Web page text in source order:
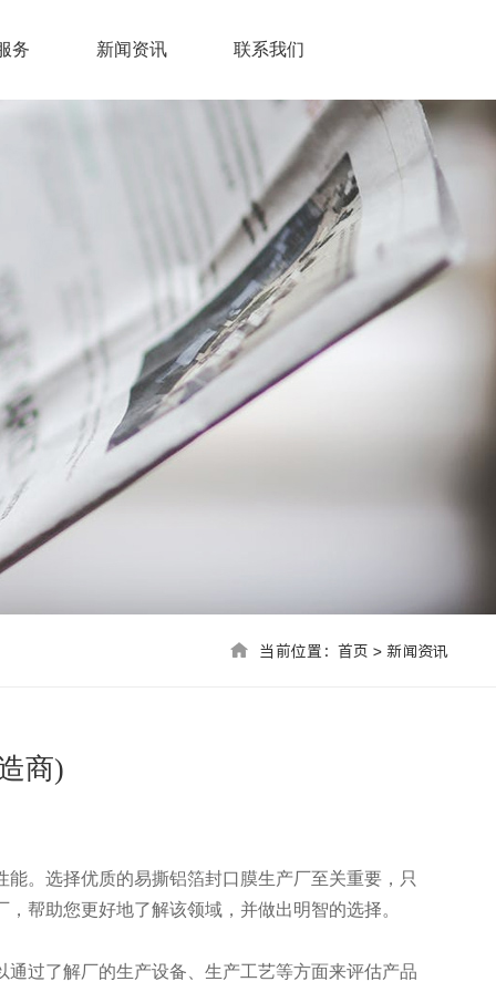
务 新闻资讯 联系我们
当前位置：首页 > 联系我们
当前位置： 首页 > 新闻资讯
商)
。选择优质的易撕铝箔封口膜生产厂至关重要，只
帮助您更好地了解该领域，并做出明智的选择。
过了解厂的生产设备、生产工艺等方面来评估产品